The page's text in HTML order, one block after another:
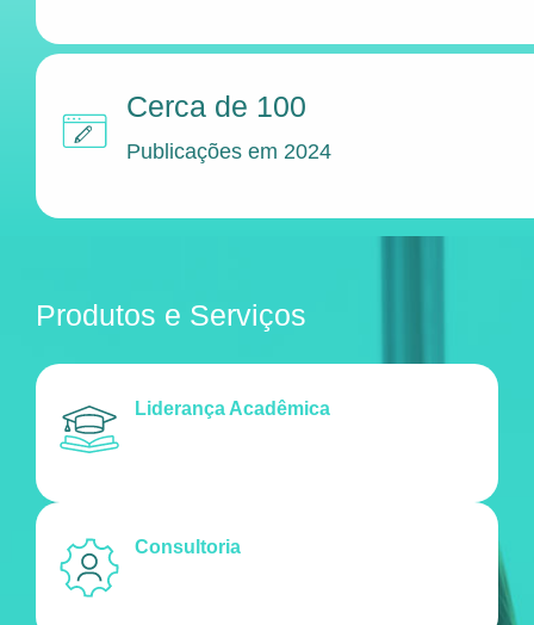
Cerca de 100
Publicações em 2024
Produtos e Serviços
Liderança Acadêmica
Consultoria